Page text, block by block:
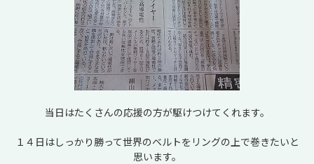
当日はたくさんの応援の方が駆けつけてくれます。
１４日はしっかり勝って世界のベルトをリングの上で巻きたいと
思います。